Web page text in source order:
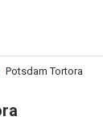
Potsdam Tortora